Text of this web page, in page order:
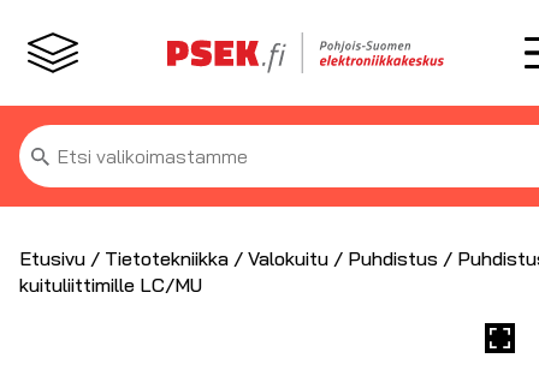
Etsi:
Etusivu / Tietotekniikka / Valokuitu / Puhdistus /
kuituliittimille LC/MU